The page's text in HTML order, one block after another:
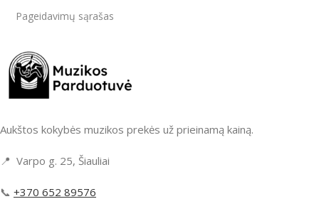
Pageidavimų sąrašas
Aukštos kokybės muzikos prekės už prieinamą kainą.
📍 Varpo g. 25, Šiauliai
📞 +370 652 89576